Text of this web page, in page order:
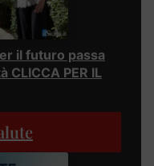
il futuro passa
CLICCA PER IL